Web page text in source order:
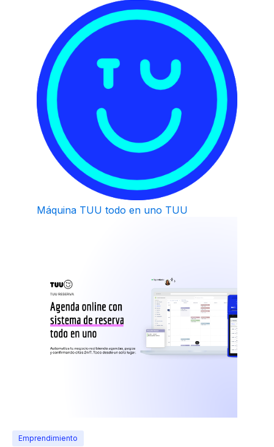
Máquina TUU todo en uno TUU
Emprendimiento